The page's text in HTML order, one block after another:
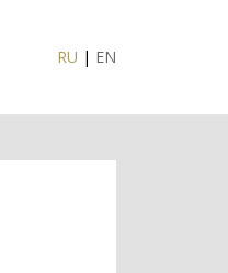
RU | EN